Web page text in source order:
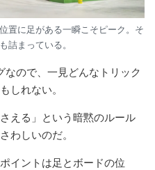
置に足がある一瞬こそピーク。そ
詰まっている。
ので、一見どんなトリック
しれない。
える」という暗黙のルール
わしいのだ。
イントは足とボードの位